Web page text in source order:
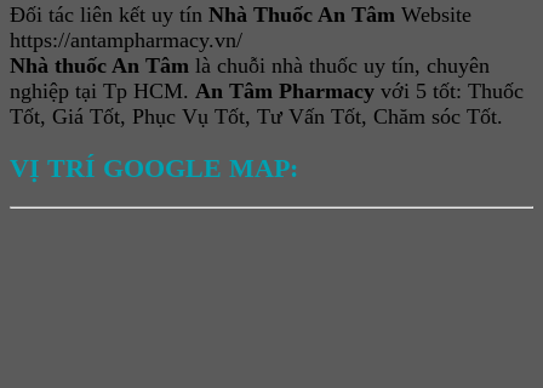
Đối tác liên kết uy tín Nhà Thuốc An Tâm Website
https://antampharmacy.vn/
Nhà thuốc An Tâm là chuỗi nhà thuốc uy tín, chuyên
nghiệp tại Tp HCM. An Tâm Pharmacy với 5 tốt: Thuốc
Tốt, Giá Tốt, Phục Vụ Tốt, Tư Vấn Tốt, Chăm sóc Tốt.
VỊ TRÍ GOOGLE MAP: